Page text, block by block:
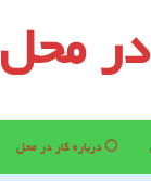
محل
درباره كار در محل